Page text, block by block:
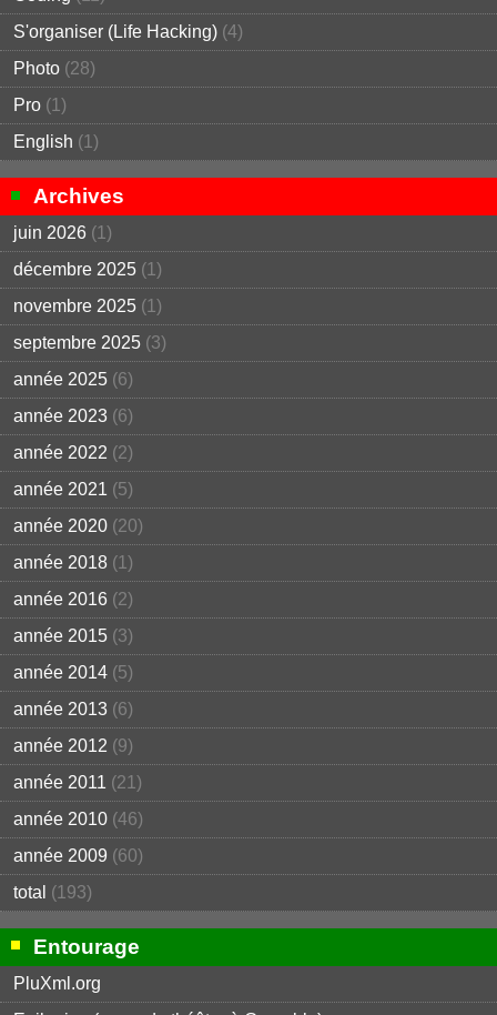
S'organiser (Life Hacking) (4)
Photo (28)
Pro (1)
English (1)
Archives
juin 2026 (1)
décembre 2025 (1)
novembre 2025 (1)
septembre 2025 (3)
année 2025 (6)
année 2023 (6)
année 2022 (2)
année 2021 (5)
année 2020 (20)
année 2018 (1)
année 2016 (2)
année 2015 (3)
année 2014 (5)
année 2013 (6)
année 2012 (9)
année 2011 (21)
année 2010 (46)
année 2009 (60)
total (193)
Entourage
PluXml.org